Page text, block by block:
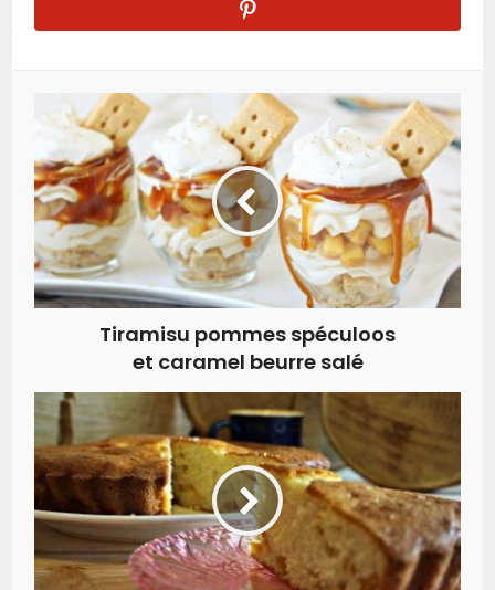
Tiramisu pommes spéculoos
et caramel beurre salé